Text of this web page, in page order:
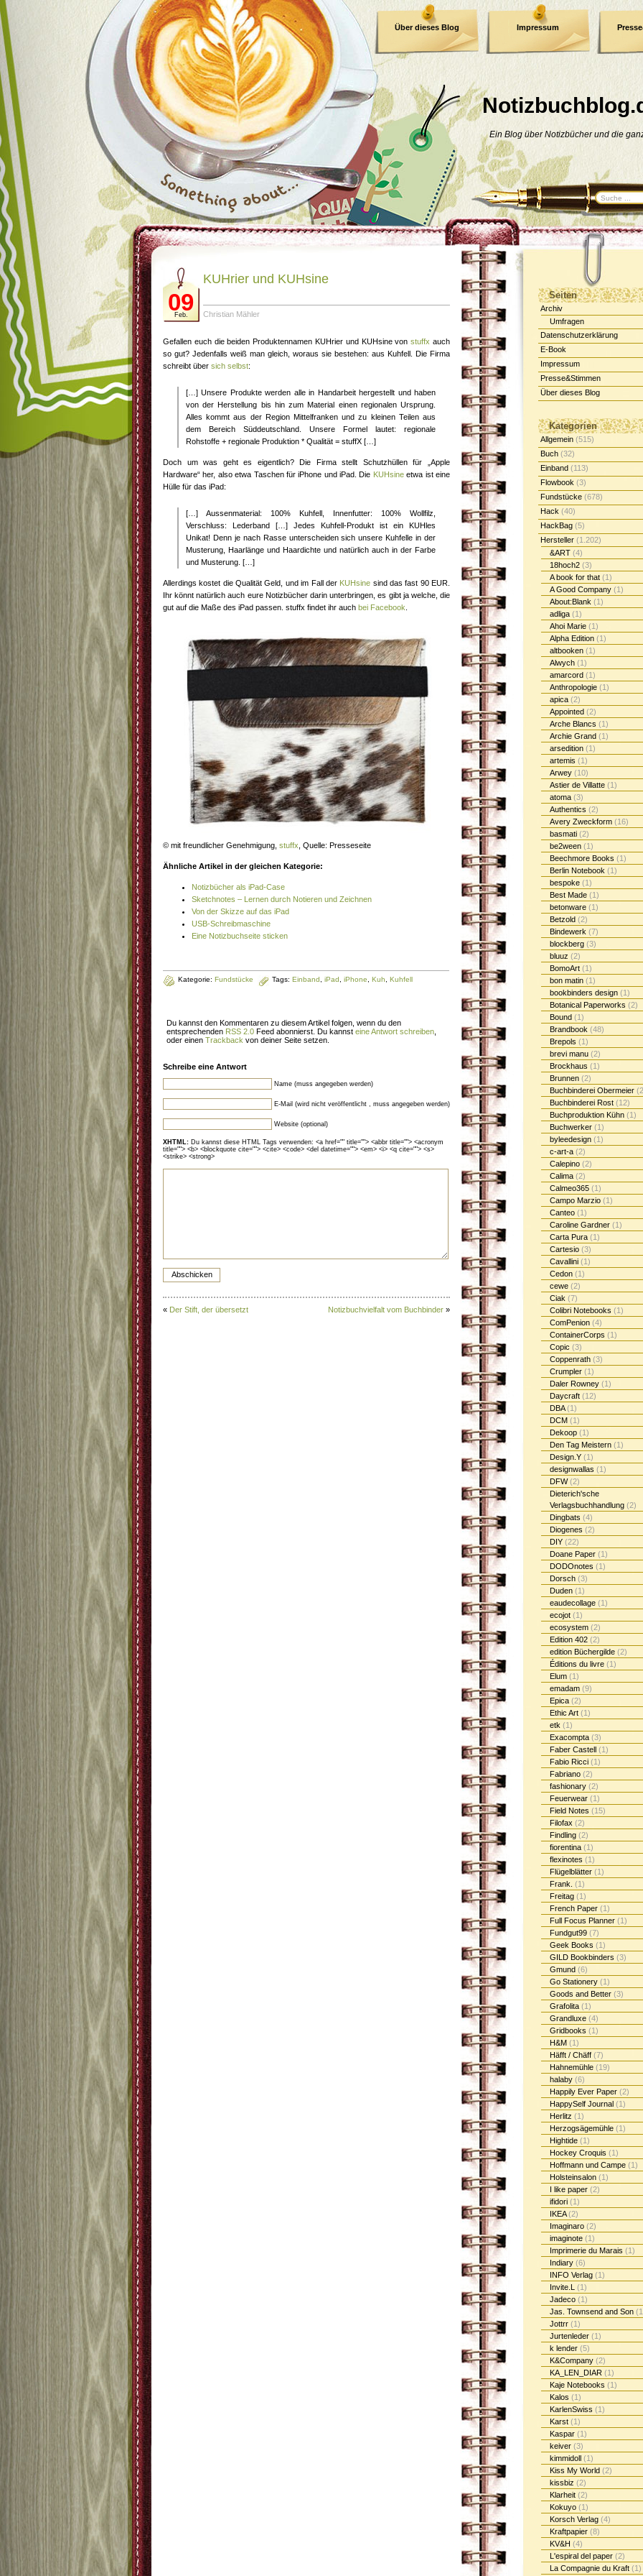
Ein Blog über Notizbücher und die
Über dieses Blog Impressum
Datenschutzerklärung
Seiten
Archiv
Umfragen
Datenschutzerklärung
E-Book
Impressum
Presse&Stimmen
Über dieses Blog
Kategorien
Allgemein (515)
Buch (32)
Einband (113)
Flowbook (3)
Fundstücke (678)
Hack (40)
HackBag (5)
Hersteller (1.202)
&ART (4)
18hoch2 (3)
A book for that (1)
A Good Company (1)
About:Blank (1)
adliga (1)
Ahoi Marie (1)
Alpha Edition (1)
altbooken (1)
Alwych (1)
amarcord (1)
Anthropologie (1)
apica (2)
Appointed (2)
Arche Blancs (1)
Archie Grand (1)
arsedition (1)
artemis (1)
Arwey (10)
Astier de Villatte (1)
atoma (3)
Authentics (2)
Avery Zweckform (16)
basmati (2)
be2ween (1)
Beechmore Books (1)
Berlin Notebook (1)
bespoke (1)
Best Made (1)
betonware (1)
Betzold (2)
Bindewerk (7)
blockberg (3)
bluuz (2)
BomoArt (1)
bon matin (1)
bookbinders design (1)
Botanical Paperworks (2)
Bound (1)
Brandbook (48)
Brepols (1)
brevi manu (2)
Brockhaus (1)
Brunnen (2)
Buchbinderei Obermeier
Buchbinderei Rost (12)
Buchproduktion Kühn (1)
Buchwerker (1)
byleedesign (1)
c-art-a (2)
Calepino (2)
Calima (2)
Calmeo365 (1)
Campo Marzio (1)
Canteo (1)
Caroline Gardner (1)
Carta Pura (1)
Cartesio (3)
Cavallini (1)
Cedon (1)
cewe (2)
Ciak (7)
Colibri Notebooks (1)
ComPenion (4)
ContainerCorps (1)
Copic (3)
Coppenrath (3)
Crumpler (1)
Daler Rowney (1)
Daycraft (12)
DBA(1)
DCM (1)
Dekoop (1)
Den Tag Meistern (1)
Design.Y (1)
designwallas (1)
DFW(2)
Dieterich'sche
Verlagsbuchhandlung (2)
Dingbats (4)
Diogenes (2)
DIY (22)
Doane Paper (1)
DODOnotes (1)
Dorsch (3)
Duden (1)
eaudecollage (1)
ecojot (1)
ecosystem (2)
Edition 402 (2)
edition Büchergilde (2)
Éditions du livre (1)
Elum (1)
emadam (9)
Epica (2)
Ethic Art (1)
etk (1)
Exacompta (3)
Faber Castell (1)
Fabio Ricci (1)
Fabriano (2)
fashionary (2)
Feuerwear (1)
Field Notes (15)
Filofax (2)
Findling (2)
fiorentina (1)
flexinotes (1)
Flügelblätter (1)
Frank. (1)
Freitag (1)
French Paper (1)
Full Focus Planner (1)
Fundgut99 (7)
Geek Books (1)
GILD Bookbinders (3)
Gmund (6)
Go Stationery (1)
Goods and Better (3)
Grafolita (1)
Grandluxe (4)
Gridbooks (1)
H&M (1)
Häfft / Chäff (7)
Hahnemühle (19)
halaby (6)
Happily Ever Paper (2)
HappySelf Journal (1)
Herlitz (1)
Herzogsägemühle (1)
Hightide (1)
Hockey Croquis (1)
Hoffmann und Campe (1)
Holsteinsalon (1)
I like paper (2)
ifidori (1)
IKEA(2)
Imaginaro (2)
imaginote (1)
Imprimerie du Marais (1)
Indiary (6)
INFO Verlag (1)
Invite.L (1)
Jadeco (1)
Jas. Townsend and Son
Jottrr (1)
Jurtenleder (1)
k lender (5)
K&Company (2)
KA_LEN_DIAR (1)
Kaje Notebooks (1)
Kalos (1)
KarlenSwiss (1)
Karst (1)
Kaspar (1)
keiver (3)
kimmidoll (1)
Kiss My World (2)
kissbiz (2)
Klarheit (2)
Kokuyo (1)
Korsch Verlag (4)
Kraftpapier (8)
KV&H (4)
L'espiral del paper (2)
La Compagnie du Kraft (1)
09
Feb.
KUHrier und KUHsine
Christian Mähler
Gefallen euch die beiden Produktennamen KUHrier und KUHsine vonstuffx auch
so gut? Jedenfalls weiß man gleich, woraus sie bestehen: aus Kuhfell. Die Firma
schreibt über sich selbst:
[…] Unsere Produkte werden alle in Handarbeit hergestellt und haben
von der Herstellung bis hin zum Material einen regionalen Ursprung.
Alles kommt aus der Region Mittelfranken und zu kleinen Teilen aus
dem Bereich Süddeutschland. Unsere Formel lautet: regionale
Rohstoffe + regionale Produktion * Qualität = stuffX […]
Doch um was geht es eigentlich? Die Firma stellt Schutzhüllen für „Apple
Hardware“ her, also etwa Taschen für iPhone und iPad. Die KUHsineetwa ist eine
Hülle für das iPad:
[…] Aussenmaterial: 100% Kuhfell, Innenfutter: 100% Wollfilz,
Verschluss: Lederband […] Jedes Kuhfell-Produkt ist ein KUHles
Unikat! Denn je nach Rasse unterscheiden sich unsere Kuhfelle in der
Musterung, Haarlänge und Haardichte und natürlich auch in der Farbe
und Musterung. […]
Allerdings kostet die Qualität Geld, und im Fall der KUHsine sind das fast 90 EUR.
Ihr könnt natürlich auch eure Notizbücher darin unterbringen, es gibt ja welche, die
gut auf die Maße des iPad passen. stuffx findet ihr auch bei Facebook
© mit freundlicher Genehmigung, stuffx , Quelle: Presseseite
Ähnliche Artikel in der gleichen Kategorie:
Notizbücher als iPad-Case
Sketchnotes – Lernen durch Notieren und Zeichnen
Von der Skizze auf das iPad
USB-Schreibmaschine
Eine Notizbuchseite sticken
Kategorie: Fundstücke Tags: Einband iPad iPhone Kuh Kuhfell
Du kannst den Kommentaren zu diesem Artikel folgen, wenn du den
entsprechenden RSS 2.0 Feed abonnierst. Du kannst eine Antwort schreiben
oder einen Trackback von deiner Seite setzen.
Schreibe eine Antwort
Name (muss angegeben werden)
E-Mail (wird nicht veröffentlicht , muss angegeben werden)
Website (optional)
XHTML: Du kannst diese HTML Tags verwenden: <a href="" title=""> <abbr title=""> <acronym
title=""> <b> <blockquote cite=""> <cite> <code> <del datetime=""> <em> <i> <q cite=""> <s>
<strike> <strong>
« Der Stift, der übersetzt Notizbuchvielfalt vom Buchbinder »